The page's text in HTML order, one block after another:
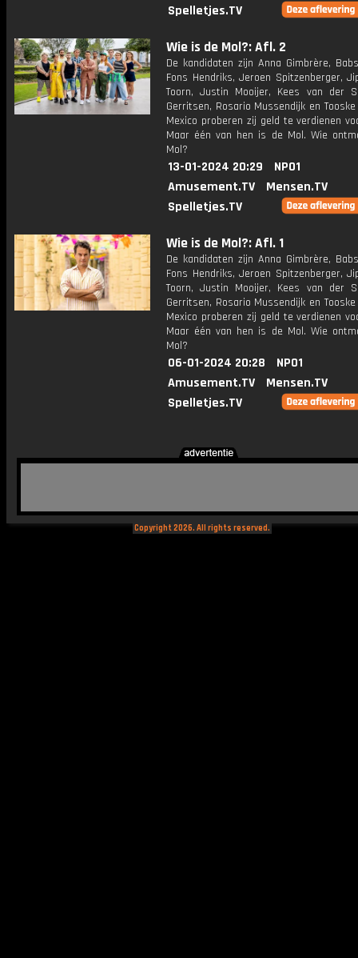
Spelletjes.TV
Wie is de Mol?: Afl. 2
De kandidaten zijn Anna Gimbrère,
Fons Hendriks, Jeroen Spitzenberger,
Toorn, Justin Mooijer, Kees van der
Gerritsen, Rosario Mussendijk en
Mexico proberen zij geld te verdienen
Maar één van hen is de Mol. Wie
Mol?
13-01-2024 20:29
NPO1
Amusement.TV
Mensen.TV
Spelletjes.TV
Wie is de Mol?: Afl. 1
De kandidaten zijn Anna Gimbrère,
Fons Hendriks, Jeroen Spitzenberger,
Toorn, Justin Mooijer, Kees van der
Gerritsen, Rosario Mussendijk en
Mexico proberen zij geld te verdienen
Maar één van hen is de Mol. Wie
Mol?
06-01-2024 20:28
NPO1
Amusement.TV
Mensen.TV
Spelletjes.TV
Copyright 2026. All rights reserved.